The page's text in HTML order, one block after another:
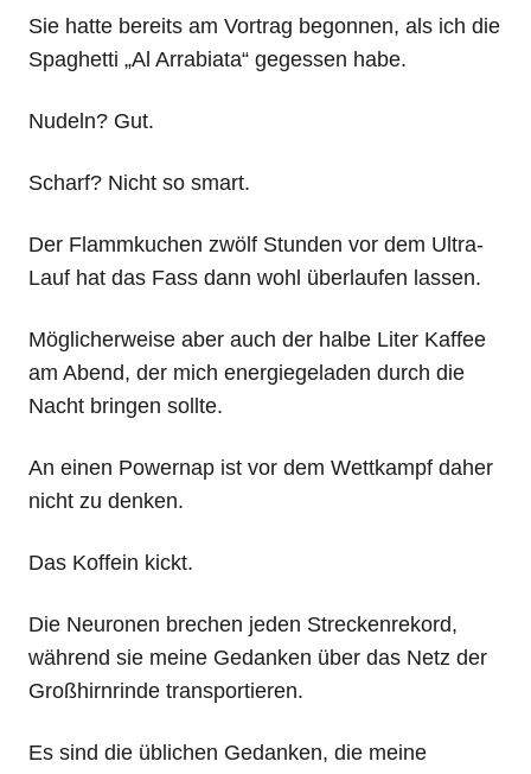
Sie hatte bereits am Vortrag begonnen, als ich die
Spaghetti „Al Arrabiata“ gegessen habe.
Nudeln? Gut.
Scharf? Nicht so smart.
Der Flammkuchen zwölf Stunden vor dem Ultra-
Lauf hat das Fass dann wohl überlaufen lassen.
Möglicherweise aber auch der halbe Liter Kaffee
am Abend, der mich energiegeladen durch die
Nacht bringen sollte.
An einen Powernap ist vor dem Wettkampf daher
nicht zu denken.
Das Koffein kickt.
Die Neuronen brechen jeden Streckenrekord,
während sie meine Gedanken über das Netz der
Großhirnrinde transportieren.
Es sind die üblichen Gedanken, die meine